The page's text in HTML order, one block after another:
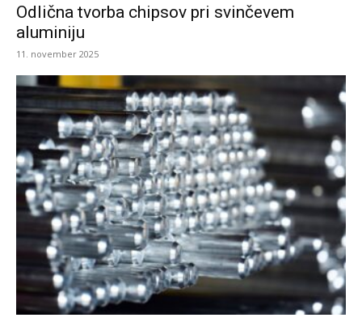
Odlična tvorba chipsov pri svinčevem
aluminiju
11. november 2025